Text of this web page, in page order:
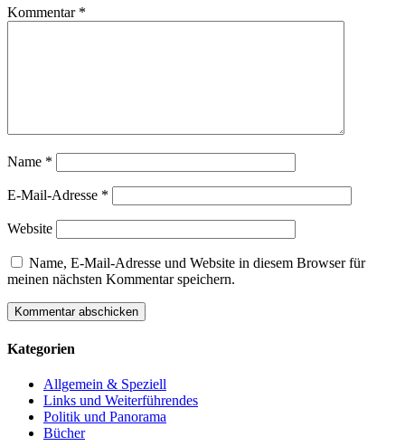
Kommentar *
Name *
E-Mail-Adresse *
Website
Name, E-Mail-Adresse und Website in diesem Browser für
meinen nächsten Kommentar speichern.
Kategorien
Allgemein & Speziell
Links und Weiterführendes
Politik und Panorama
Bücher